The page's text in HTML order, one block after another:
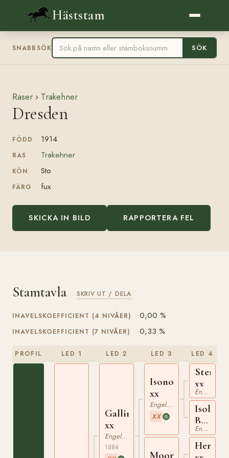
Häststam
SNABBSÖK SÖK
Raser › Trakehner
Dresden
FÖDD 1914
RAS Trakehner
KÖN Sto
FÄRG fux
SKICKA IN BILD RAPPORTERA FEL
Stamtavla SKRIV UT / DELA
INAVELSKOEFFICIENT (4 NIVÅER) 0,00 %
INAVELSKOEFFICIENT (7 NIVÅER) 0,33 %
PROFIL LED 1 LED 2
Gallinule
xx
Engelskt Fullblod
1884
LED 3
Isonomy
xx
Engelskt Fullblod
XX
Moorhen
LED 4
xx
Engelskt Fullblod
Isola
Bella
xxEngelskt Fullblod
Hermit